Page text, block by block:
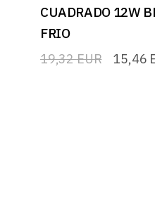
CUADRADO 12W
FRIO
19,32EUR
El 15,46
El